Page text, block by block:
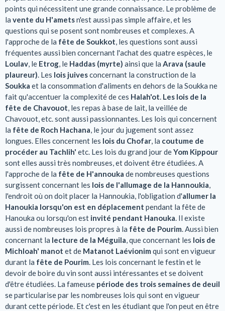
points qui nécessitent une grande connaissance. Le problème de
la vente du H'ametsn'est aussi pas simple affaire, et les
questions qui se posent sont nombreuses et complexes. A
l'approche de la fête de Soukkot, les questions sont aussi
fréquentes aussi bien concernant l'achat des quatre espèces, le
Loulav, le Etrog, le Haddas (myrte) ainsi que la Arava (saule
plaureur). Les lois juivesconcernant la construction de la
Soukka et la consommation d'aliments en dehors de la Soukka ne
fait qu'accentuer la complexité de ces Halah'ot. Les lois de la
fête de Chavouot, les repas à base de lait, la veillée de
Chavouot, etc. sont aussi passionnantes. Les lois qui concernent
la fête de Roch Hachana, le jour du jugement sont assez
longues. Elles concernent les lois du Chofar, la coutume de
procéder au Tachlih' etc. Les lois du grand jour deYom Kippour
sont elles aussi très nombreuses, et doivent être étudiées. A
l'approche de la fête de H'annouka de nombreuses questions
surgissent concernant les lois de l'allumage de la Hannoukia,
l'endroit où on doit placer la Hannoukia, l'obligation d'allumer la
Hanoukia lorsqu'on est en déplacement pendant la fête de
Hanouka ou lorsqu'on est invité pendant Hanouka. Il existe
aussi de nombreuses lois propres à la fête de Pourim. Aussi bien
concernant la lecture de la Méguila, que concernant les lois de
Michloah' manot et de Matanot Laévionim qui sont en vigueur
durant la fête de Pourim. Les lois concernant le festin et le
devoir de boire du vin sont aussi intéressantes et se doivent
d'être étudiées. La fameuse période des trois semaines de deuil
se particularise par les nombreuses lois qui sont en vigueur
durant cette période. Et c'est en les étudiant que l'on peut en être